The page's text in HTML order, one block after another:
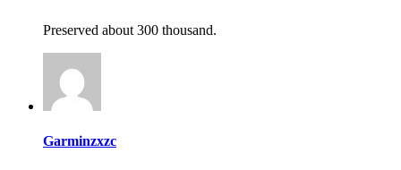
Preserved about 300 thousand.
Garminzxzc